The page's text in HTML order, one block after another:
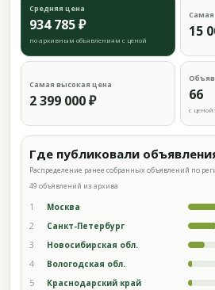
Средняя цена
934 785 ₽
по архивным объявлениям с ценой
Самая
15
Самая высокая цена
2 399 000 ₽ 66
с
Где публиковали
Распределение ранее собранных объявлений по
49 объявлений из архива
1 Москва
2 Санкт-Петербург
3 Новосибирская обл.
4 Вологодская обл.
5 Краснодарский край